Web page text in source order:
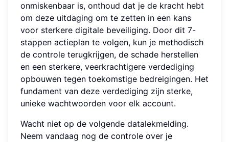
onmiskenbaar is, onthoud dat je de kracht hebt
om deze uitdaging om te zetten in een kans
voor sterkere digitale beveiliging. Door dit 7-
stappen actieplan te volgen, kun je methodisch
de controle terugkrijgen, de schade herstellen
en een sterkere, veerkrachtigere verdediging
opbouwen tegen toekomstige bedreigingen. Het
fundament van deze verdediging zijn sterke,
unieke wachtwoorden voor elk account.
Wacht niet op de volgende datalekmelding.
Neem vandaag nog de controle over je